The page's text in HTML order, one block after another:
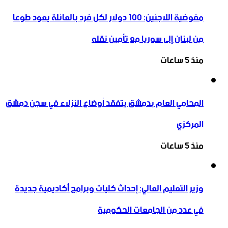
مفوضية اللاجئين: 100 دولار لكل فرد بالعائلة يعود طوعا
من لبنان إلى سوريا مع تأمين نقله
منذ 5 ساعات
المحامي العام بدمشق يتفقد أوضاع النزلاء في سجن دمشق
المركزي
منذ 5 ساعات
وزير التعليم العالي: إحداث كليات وبرامج أكاديمية جديدة
في عدد من الجامعات الحكومية